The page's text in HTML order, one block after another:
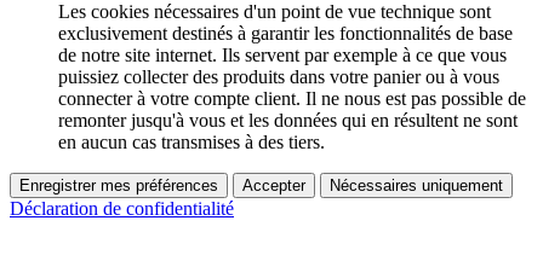
Les cookies nécessaires d'un point de vue technique sont
exclusivement destinés à garantir les fonctionnalités de base
de notre site internet. Ils servent par exemple à ce que vous
puissiez collecter des produits dans votre panier ou à vous
connecter à votre compte client. Il ne nous est pas possible de
remonter jusqu'à vous et les données qui en résultent ne sont
en aucun cas transmises à des tiers.
Enregistrer mes préférences Accepter Nécessaires uniquement
Déclaration de confidentialité